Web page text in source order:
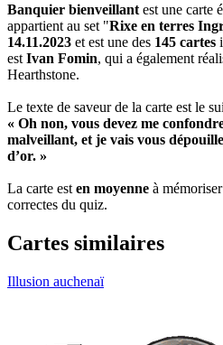
Banquier bienveillant est une carte
appartient au set "Rixe en terres
14.11.2023 et est une des 145 cartes
est Ivan Fomin, qui a également
Hearthstone.
Le texte de saveur de la carte est le
« Oh non, vous devez me
malveillant, et je vais vous
d’or. »
La carte est en moyenne à
correctes du quiz.
Cartes similaires
Illusion auchenaï